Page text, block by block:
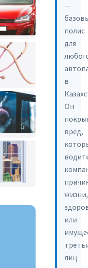
—
полис
для
в
Он
вред,
жизни,
или
лиц